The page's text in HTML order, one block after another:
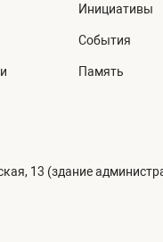
Инициативы
События
Память
13 (здание